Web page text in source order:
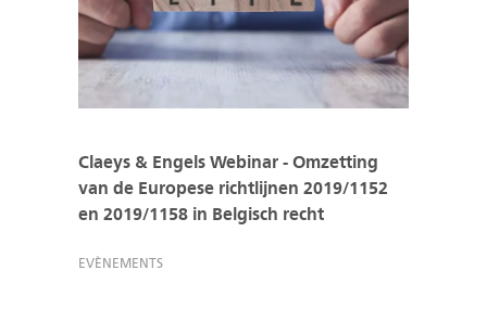
Claeys & Engels Webinar - Omzetting
van de Europese richtlijnen 2019/1152
en 2019/1158 in Belgisch recht
EVÈNEMENTS